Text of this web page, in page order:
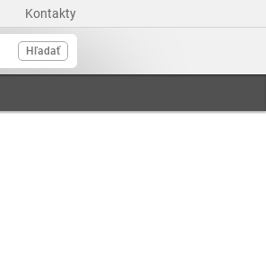
Kontakty
Hľadať